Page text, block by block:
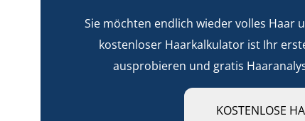
Sie möchten endlich wieder volles Haar
kostenloser Haarkalkulator ist Ihr
ausprobieren und gratis
KOSTENLOSE